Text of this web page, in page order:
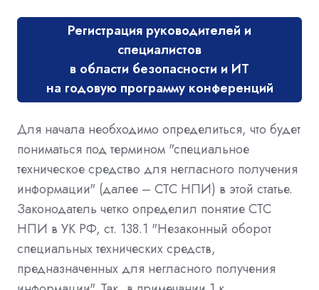
Регистрация руководителей и
специалистов
в области безопасности и ИТ
на годовую программу конференций
Для начала необходимо определиться, что будет
пониматься под термином "специальное
техническое средство для негласного получения
информации" (далее – СТС НПИ) в этой статье.
Законодатель четко определил понятие СТС
НПИ в УК РФ, ст. 138.1 "Незаконный оборот
специальных технических средств,
предназначенных для негласного получения